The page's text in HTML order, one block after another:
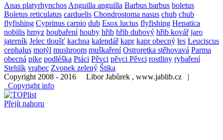
Anas platyrhynchos Anguilla anguilla Barbus barbus boletus
Boletus reticulatus carduelis Chondrostoma nasus chub chub
flyfishing Cyprinus carpio dub Esox lucius flyfishing Hepatica
nobilis hmyz houbaření houby hřib hřib dubový hřib kovář jaro
jaterník Jelec tloušť kachna kalendář kapr kapr obecný les Leuciscus
cephalus motýl mushroom muškaření Ostroretka stěhovavá Parma
obecná pike podléška Ptáci Pěvci pěvci Pěvci rostliny rybaření
Stehlík vrabec Zvonek zelený Štika
Copyright 2008 - 2016 Libor Jabůrek , www.jablib.cz |
Copyright info
Přejít nahoru